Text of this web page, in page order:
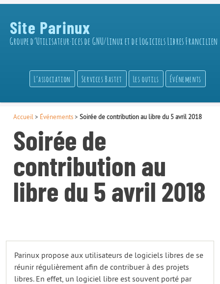
Site Parinux
Groupe d’Utilisateur·ices de GNU/Linux et de Logiciels Libres Francilien
L’association Services Bastet Les outils Événements
Accueil > Événements> Soirée de contribution au libre du 5 avril 2018
Soirée de
contribution au
libre du 5 avril 2018
Parinux propose aux utilisateurs de logiciels libres de se
réunir régulièrement afin de contribuer à des projets
libres. En effet, un logiciel libre est souvent porté par